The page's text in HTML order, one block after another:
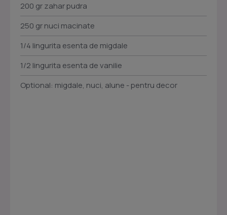
200 gr zahar pudra
250 gr nuci macinate
1/4 lingurita esenta de migdale
1/2 lingurita esenta de vanilie
Optional: migdale, nuci, alune - pentru decor